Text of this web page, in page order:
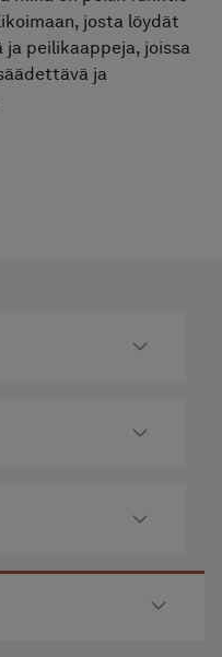
josta löydät
peilikaappeja, joissa
ja